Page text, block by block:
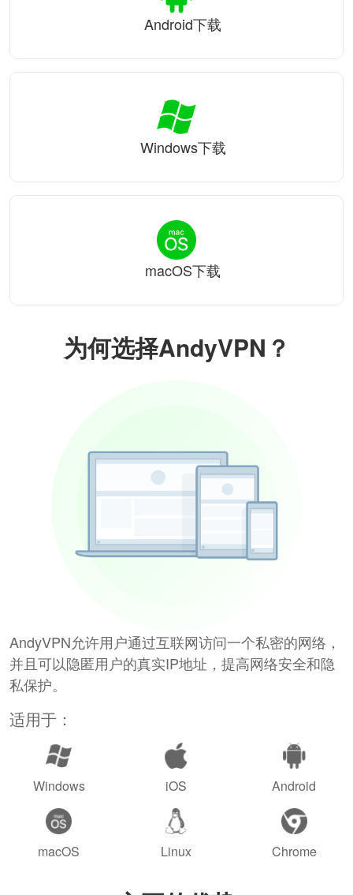
为何选择AndyVPN？
AndyVPN允许用户通过互联网访问一个私密的网络，
并且可以隐匿用户的真实IP地址，提高网络安全和隐
私保护。
适用于：
Windows iOS Android
macOS Linux Chrome
Android下载
Windows下载
macOS下载